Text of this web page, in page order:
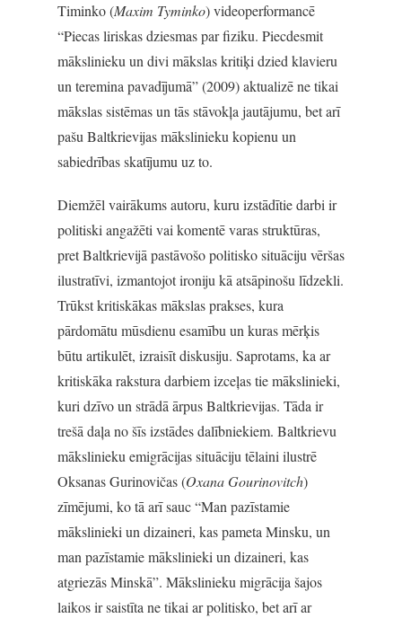
Timinko (Maxim Tyminko) videoperformancē
“Piecas liriskas dziesmas par fiziku. Piecdesmit
mākslinieku un divi mākslas kritiķi dzied klavieru
un teremina pavadījumā” (2009) aktualizē ne tikai
mākslas sistēmas un tās stāvokļa jautājumu, bet arī
pašu Baltkrievijas mākslinieku kopienu un
sabiedrības skatījumu uz to.
Diemžēl vairākums autoru, kuru izstādītie darbi ir
politiski angažēti vai komentē varas struktūras,
pret Baltkrievijā pastāvošo politisko situāciju vēršas
ilustratīvi, izmantojot ironiju kā atsāpinošu līdzekli.
Trūkst kritiskākas mākslas prakses, kura
pārdomātu mūsdienu esamību un kuras mērķis
būtu artikulēt, izraisīt diskusiju. Saprotams, ka ar
kritiskāka rakstura darbiem izceļas tie mākslinieki,
kuri dzīvo un strādā ārpus Baltkrievijas. Tāda ir
trešā daļa no šīs izstādes dalībniekiem. Baltkrievu
mākslinieku emigrācijas situāciju tēlaini ilustrē
Oksanas Gurinovičas (Oxana Gourinovitch)
zīmējumi, ko tā arī sauc “Man pazīstamie
mākslinieki un dizaineri, kas pameta Minsku, un
man pazīstamie mākslinieki un dizaineri, kas
atgriezās Minskā”. Mākslinieku migrācija šajos
laikos ir saistīta ne tikai ar politisko, bet arī ar